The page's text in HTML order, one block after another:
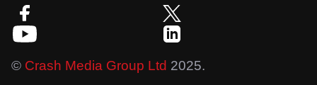
© Crash Media Group Ltd 2025.